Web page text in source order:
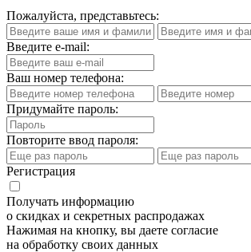
Пожалуйста, представьтесь:
Введите e-mail:
Ваш номер телефона:
Придумайте пароль:
Повторите ввод пароля:
Регистрация
Получать информацию
о скидках и секретных распродажах
Нажимая на кнопку, вы даете согласие
на обработку своих данных